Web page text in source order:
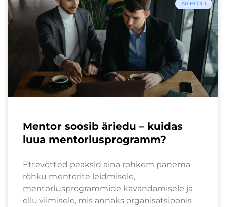
ÄRIBLOGI
Mentor soosib äriedu – kuidas
luua mentorlusprogramm?
Ettevõtted peaksid aina rohkem panema
rõhku mentorite leidmisele,
mentorlusprogrammide kavandamisele ja
ellu viimisele, mis annaks organisatsioonis